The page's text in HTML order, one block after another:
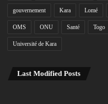
gouvernement Kara Lomé
OMS ONU Santé Togo
Université de Kara
Last Modified Posts